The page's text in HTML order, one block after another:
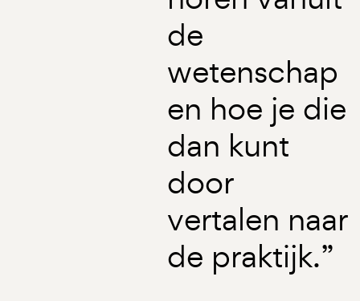
de
wetenschap
en hoe je die
dan kunt
door
vertalen naar
de praktijk.”